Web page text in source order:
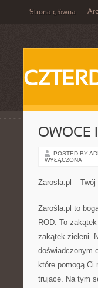
Strona główna
OWOCE
POSTED BY
WYŁĄCZONA
Zarosla.pl –
Zarośla.pl to
ROD. To
zakątek zieleni.
doświadczonym
które pomogą Ci
trujące. Na tym